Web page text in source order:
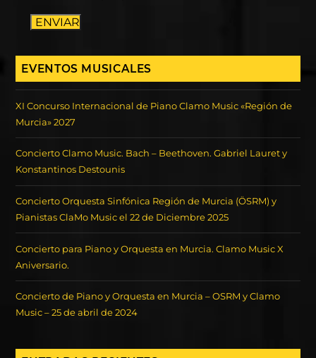
ENVIAR
EVENTOS MUSICALES
XI Concurso Internacional de Piano Clamo Music «Región de
Murcia» 2027
Concierto Clamo Music. Bach – Beethoven. Gabriel Lauret y
Konstantinos Destounis
Concierto Orquesta Sinfónica Región de Murcia (ÖSRM) y
Pianistas ClaMo Music el 22 de Diciembre 2025
Concierto para Piano y Orquesta en Murcia. Clamo Music X
Aniversario.
Concierto de Piano y Orquesta en Murcia – OSRM y Clamo
Music – 25 de abril de 2024